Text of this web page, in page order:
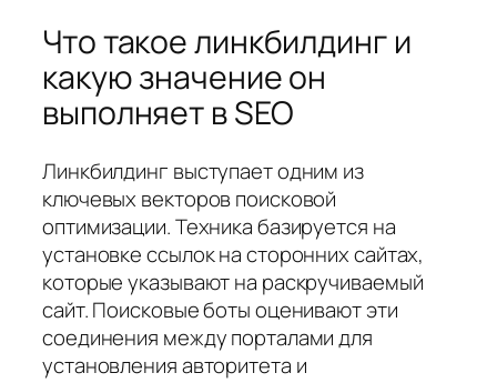
Что такое линкбилдинг и
какую значение он
выполняет в SEO
Линкбилдинг выступает одним из
ключевых векторов поисковой
оптимизации. Техника базируется на
установке ссылок на сторонних сайтах,
которые указывают на раскручиваемый
сайт. Поисковые боты оценивают эти
соединения между порталами для
установления авторитета и